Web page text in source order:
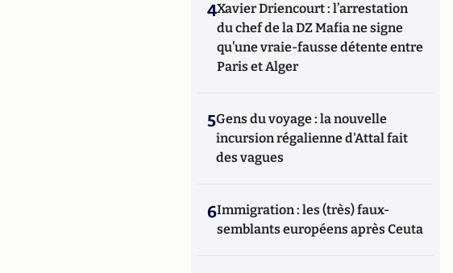
4Xavier Driencourt : l’arrestation
du chef de la DZ Mafia ne signe
qu’une vraie-fausse détente entre
Paris et Alger
5Gens du voyage : la nouvelle
incursion régalienne d'Attal fait
des vagues
6Immigration : les (très) faux-
semblants européens après Ceuta